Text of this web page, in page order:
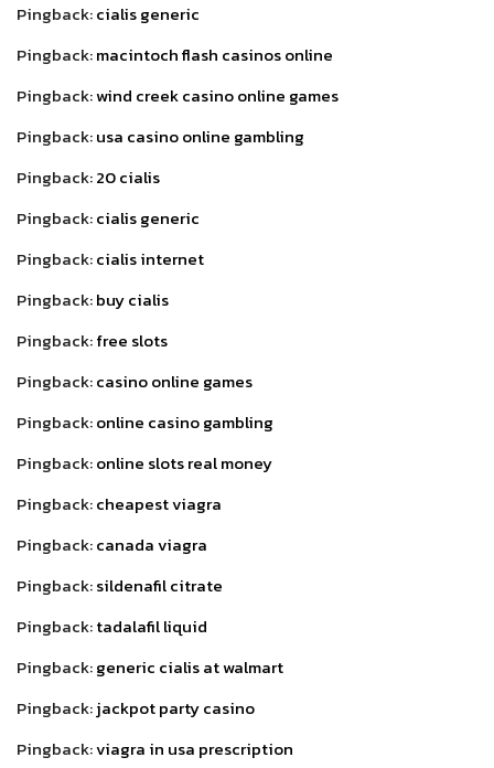
Pingback:cialis generic
Pingback:macintoch flash casinos online
Pingback:wind creek casino online games
Pingback:usa casino online gambling
Pingback:20 cialis
Pingback:cialis generic
Pingback:cialis internet
Pingback:buy cialis
Pingback:free slots
Pingback:casino online games
Pingback:online casino gambling
Pingback:online slots real money
Pingback:cheapest viagra
Pingback:canada viagra
Pingback:sildenafil citrate
Pingback:tadalafil liquid
Pingback:generic cialis at walmart
Pingback:jackpot party casino
Pingback:viagra in usa prescription